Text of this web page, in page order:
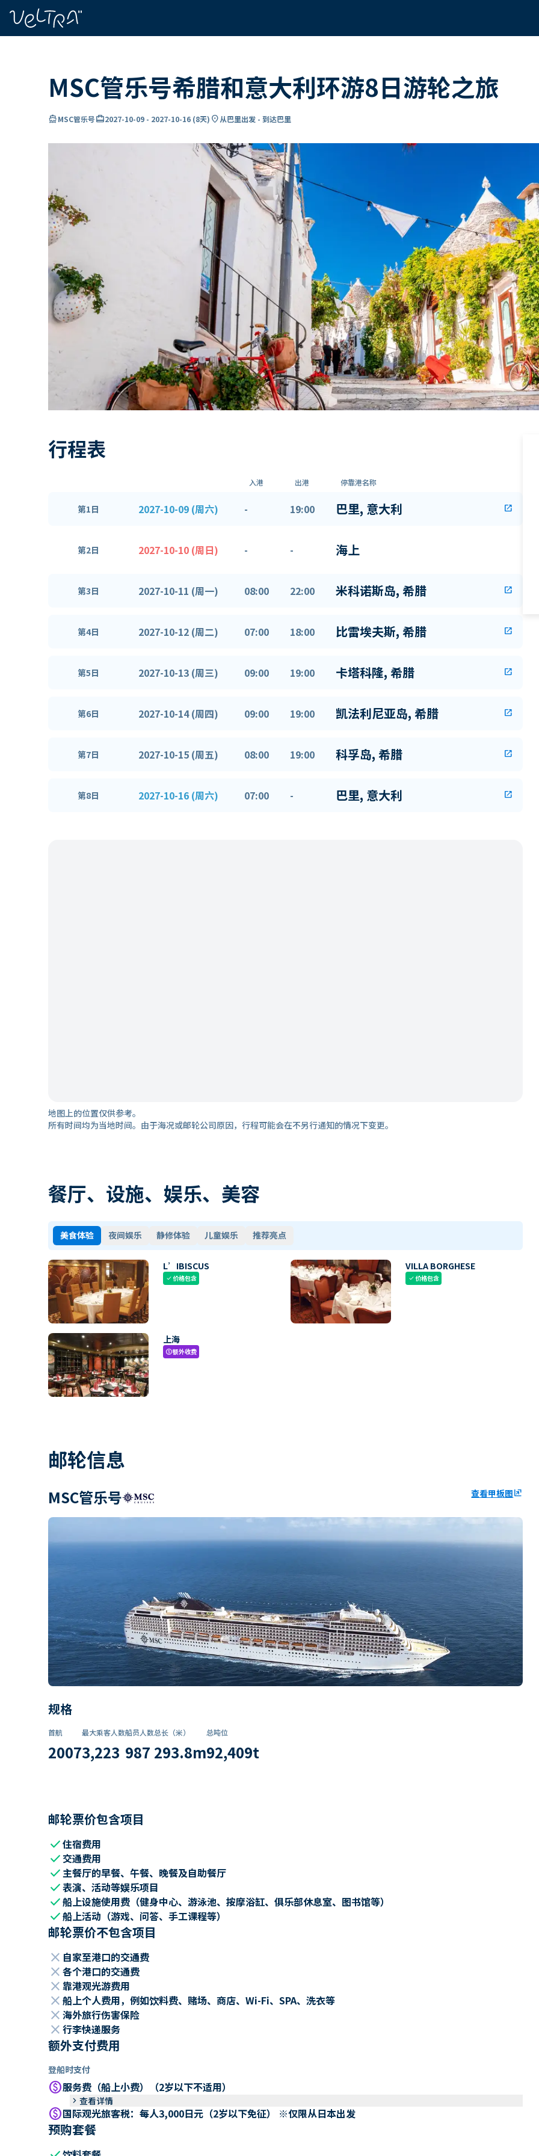
MSC管乐号希腊和意大利环游8日游轮之旅
directions_boatMSC管乐号card_travel2027-10-09 - 2027-10-16 (8天) location_on从巴里出发 - 到达巴里
行程表
入港 出港 停靠港名称
第1日 2027-10-09 (周六) - 19:00 巴里, 意大利 open_in_new
第2日 2027-10-10 (周日) - - 海上
第3日 2027-10-11 (周一) 08:00 22:00 米科诺斯岛, 希腊 open_in_new
第4日 2027-10-12 (周二) 07:00 18:00 比雷埃夫斯, 希腊 open_in_new
第5日 2027-10-13 (周三) 09:00 19:00 卡塔科隆, 希腊 open_in_new
第6日 2027-10-14 (周四) 09:00 19:00 凯法利尼亚岛, 希腊 open_in_new
第7日 2027-10-15 (周五) 08:00 19:00 科孚岛, 希腊 open_in_new
第8日 2027-10-16 (周六) 07:00 - 巴里, 意大利 open_in_new
地图上的位置仅供参考。
所有时间均为当地时间。由于海况或邮轮公司原因，行程可能会在不另行通知的情况下变更。
餐厅、设施、娱乐、美容
美食体验 夜间娱乐 静修体验 儿童娱乐 推荐亮点
L’IBISCUS
check价格包含
VILLA BORGHESE
check价格包含
上海
paid额外收费
邮轮信息
MSC管乐号 查看甲板图ungroup
规格
首航
2007
最大乘客人数
3,223
船员人数
987
总长（米）
293.8m
总吨位
92,409t
邮轮票价包含项目
check住宿费用
check 交通费用
check主餐厅的早餐、午餐、晚餐及自助餐厅
check表演、活动等娱乐项目
check船上设施使用费（健身中心、游泳池、按摩浴缸、俱乐部休息室、图书馆等）
check船上活动（游戏、问答、手工课程等）
邮轮票价不包含项目
close 自家至港口的交通费
close 各个港口的交通费
close 靠港观光游费用
close 船上个人费用，例如饮料费、赌场、商店、Wi-Fi、SPA、洗衣等
close 海外旅行伤害保险
close 行李快递服务
额外支付费用
登船时支付
paid服务费（船上小费）（2岁以下不适用）
keyboard_arrow_right 查看详情
paid国际观光旅客税：每人3,000日元（2岁以下免征） ※仅限从日本出发
预购套餐